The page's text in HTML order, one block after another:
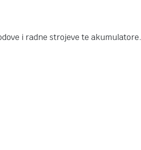
i radne strojeve te akumulatore.